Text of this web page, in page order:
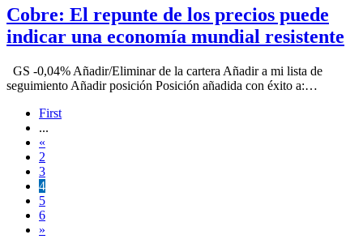
Cobre: El repunte de los precios puede
indicar una economía mundial resistente
GS -0,04% Añadir/Eliminar de la cartera Añadir a mi lista de
seguimiento Añadir posición Posición añadida con éxito a:…
First
...
«
2
3
4
5
6
»